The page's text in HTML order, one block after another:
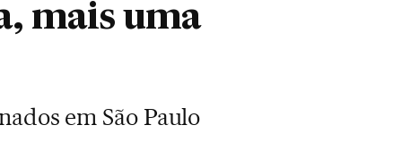
mais uma
em São Paulo